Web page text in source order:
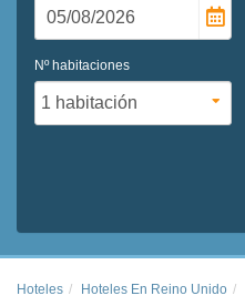
Nº habitaciones
Hoteles Hoteles En Reino Unido